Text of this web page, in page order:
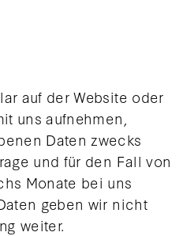
auf der Website oder
uns aufnehmen,
Daten zwecks
und für den Fall von
Monate bei uns
geben wir nicht
weiter.